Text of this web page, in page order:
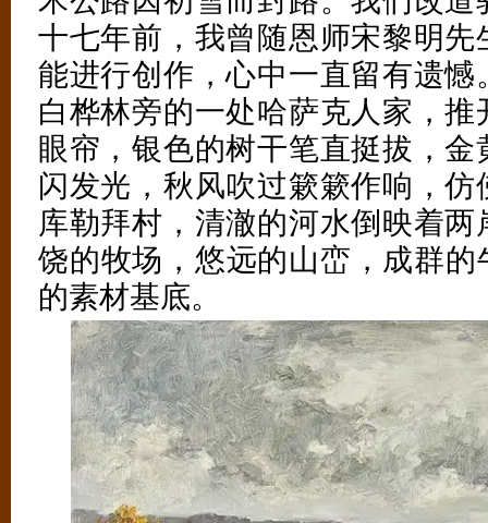
十七年前，我曾随恩师宋黎明
能进行创作，心中一直留有遗
白桦林旁的一处哈萨克人家，
眼帘，银色的树干笔直挺拔，
闪发光，秋风吹过簌簌作响，
库勒拜村，清澈的河水倒映着
饶的牧场，悠远的山峦，成群
的素材基底。